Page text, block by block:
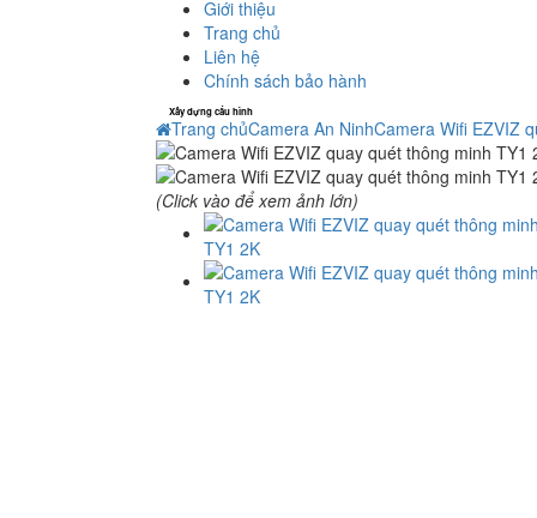
Giới thiệu
Trang chủ
Liên hệ
Chính sách bảo hành
Xây dựng cấu hình
Trang chủCamera An NinhCamera Wifi EZVIZ
(Click vào để xem ảnh lớn)